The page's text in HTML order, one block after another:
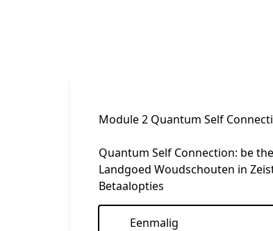
Module 2 Quantum Self
Quantum Self Connection: be
Landgoed Woudschouten in
Betaalopties
Eenmalig